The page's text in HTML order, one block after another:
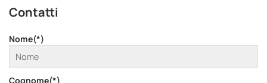
Contatti
Nome(*)
Cognome(*)